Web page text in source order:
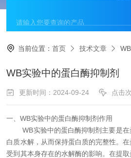
当前位置：首页 技术文章
WB实验中的蛋白酶抑制剂
更新时间：2024-09-24 点击
一、WB实验中的蛋白酶抑制剂作用
WB实验中的蛋白酶抑制剂主要是
白质水解，从而保持蛋白质的完整性。在
受到其本身存在的水解酶的影响。在提